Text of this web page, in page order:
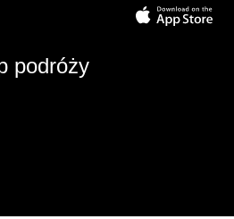
podróży